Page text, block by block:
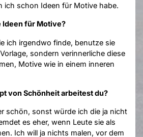
ich schon Ideen für Motive habe.
Ideen für Motive?
ich irgendwo finde, benutze sie
sondern verinnerliche diese
Motive wie in einem inneren
von Schönheit arbeitest du?
schön, sonst würde ich die ja nicht
es eher, wenn Leute sie als
Ich will ja nichts malen, vor dem